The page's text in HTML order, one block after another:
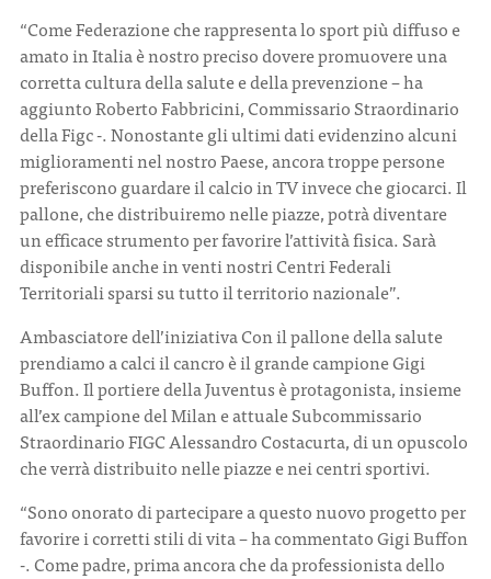
“Come Federazione che rappresenta lo sport più diffuso e
amato in Italia è nostro preciso dovere promuovere una
corretta cultura della salute e della prevenzione – ha
aggiunto Roberto Fabbricini, Commissario Straordinario
della Figc -. Nonostante gli ultimi dati evidenzino alcuni
miglioramenti nel nostro Paese, ancora troppe persone
preferiscono guardare il calcio in TV invece che giocarci. Il
pallone, che distribuiremo nelle piazze, potrà diventare
un efficace strumento per favorire l’attività fisica. Sarà
disponibile anche in venti nostri Centri Federali
Territoriali sparsi su tutto il territorio nazionale”.
Ambasciatore dell’iniziativa Con il pallone della salute
prendiamo a calci il cancro è il grande campione Gigi
Buffon. Il portiere della Juventus è protagonista, insieme
all’ex campione del Milan e attuale Subcommissario
Straordinario FIGC Alessandro Costacurta, di un opuscolo
che verrà distribuito nelle piazze e nei centri sportivi.
“Sono onorato di partecipare a questo nuovo progetto per
favorire i corretti stili di vita – ha commentato Gigi Buffon
-. Come padre, prima ancora che da professionista dello